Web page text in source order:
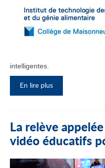
intelligentes.
En lire plus
La relève
vidéo éducatifs